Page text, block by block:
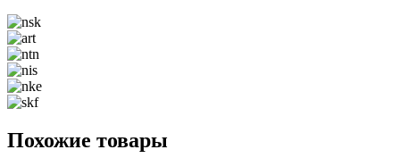
Похожие товары